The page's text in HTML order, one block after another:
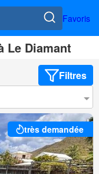
Favoris
Le Diamant
Filtres
très demandée